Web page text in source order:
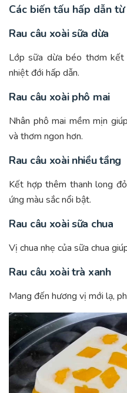
Các biến tấu hấp dẫn
Rau câu xoài sữa dừa
Lớp sữa dừa béo thơm
nhiệt đới hấp dẫn.
Rau câu xoài phô mai
Nhân phô mai mềm mịn
và thơm ngon hơn.
Rau câu xoài nhiều tầng
Kết hợp thêm thanh long
ứng màu sắc nổi bật.
Rau câu xoài sữa chua
Vị chua nhẹ của sữa chua
Rau câu xoài trà xanh
Mang đến hương vị mới lạ,